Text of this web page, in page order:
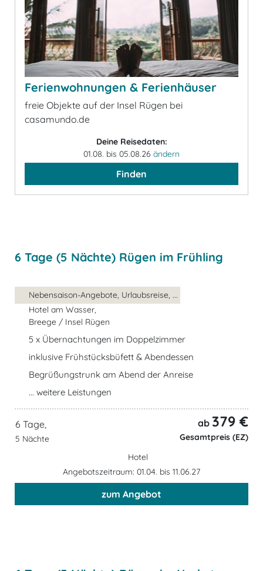
Ferienwohnungen & Ferienhäuser
freie Objekte auf der Insel Rügen bei
casamundo.de
Deine Reisedaten:
01.08. bis 05.08.26 ändern
Finden
6 Tage (5 Nächte) Rügen im Frühling
Nebensaison-Angebote, Urlaubsreise, ...
Hotel am Wasser,
Breege / Insel Rügen
5 x Übernachtungen im Doppelzimmer
inklusive Frühstücksbüfett & Abendessen
Begrüßungstrunk am Abend der Anreise
... weitere Leistungen
6 Tage,
5 Nächte
ab 379 €
Gesamtpreis (EZ)
Hotel
Angebotszeitraum: 01.04. bis 11.06.27
zum Angebot